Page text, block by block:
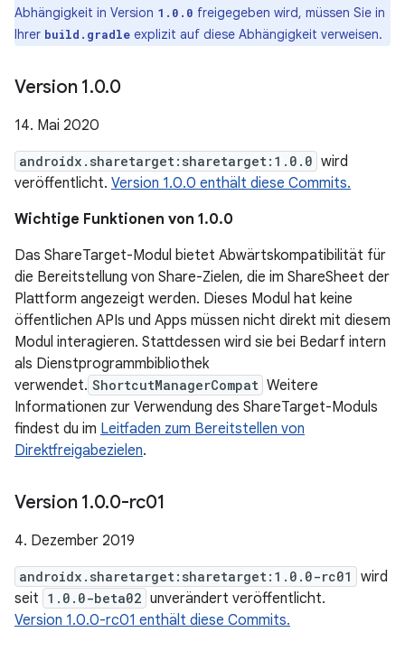
Abhängigkeit in Version 1.0.0 freigegeben wird, müssen Sie in
Ihrer build.gradle explizit auf diese Abhängigkeit verweisen.
Version 1.0.0
14. Mai 2020
androidx.sharetarget:sharetarget:1.0.0 wird
veröffentlicht. Version 1.0.0 enthält diese Commits.
Wichtige Funktionen von 1.0.0
Das ShareTarget-Modul bietet Abwärtskompatibilität für
die Bereitstellung von Share-Zielen, die im ShareSheet der
Plattform angezeigt werden. Dieses Modul hat keine
öffentlichen APIs und Apps müssen nicht direkt mit diesem
Modul interagieren. Stattdessen wird sie bei Bedarf intern
als Dienstprogrammbibliothek
verwendet. ShortcutManagerCompat Weitere
Informationen zur Verwendung des ShareTarget-Moduls
findest du im Leitfaden zum Bereitstellen von
Direktfreigabezielen.
Version 1.0.0-rc01
4. Dezember 2019
androidx.sharetarget:sharetarget:1.0.0-rc01
wird
seit 1.0.0-beta02 unverändert veröffentlicht.
Version 1.0.0-rc01 enthält diese Commits.